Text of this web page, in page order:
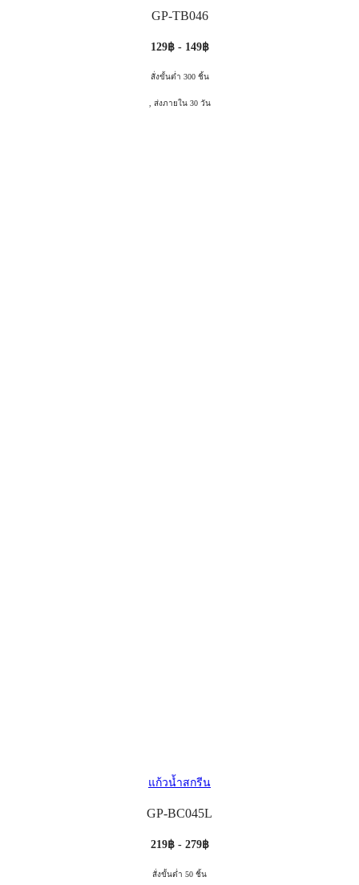
GP-TB046
129฿ - 149฿
สั่งขั้นต่ำ 300 ชิ้น
, ส่งภายใน 30 วัน
แก้วน้ำสกรีน
GP-BC045L
219฿ - 279฿
สั่งขั้นต่ำ 50 ชิ้น